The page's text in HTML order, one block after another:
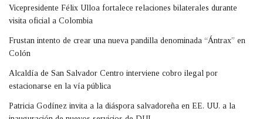
Vicepresidente Félix Ulloa fortalece relaciones bilaterales durante
visita oficial a Colombia
Frustan intento de crear una nueva pandilla denominada “Ántrax” en
Colón
Alcaldía de San Salvador Centro interviene cobro ilegal por
estacionarse en la vía pública
Patricia Godínez invita a la diáspora salvadoreña en EE. UU. a la